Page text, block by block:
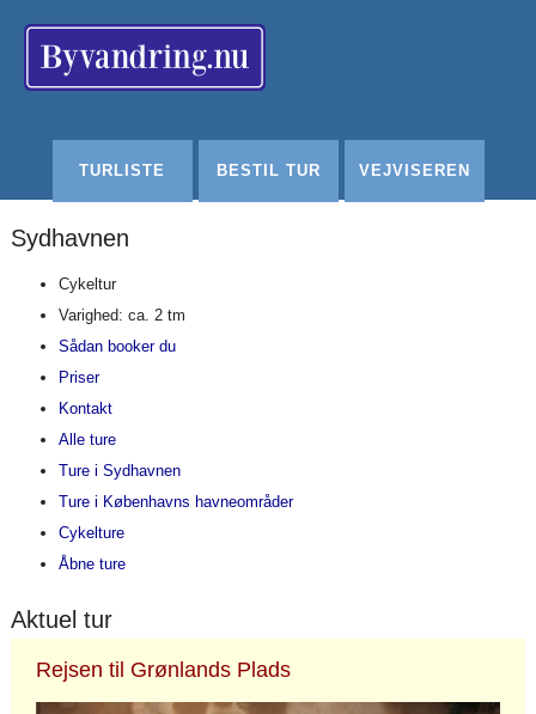
TURLISTE BESTIL TUR VEJVISEREN
Sydhavnen
Cykeltur
Varighed: ca. 2 tm
Sådan booker du
Priser
Kontakt
Alle ture
Ture i Sydhavnen
Ture i Københavns havneområder
Cykelture
Åbne ture
Aktuel tur
Rejsen til Grønlands Plads